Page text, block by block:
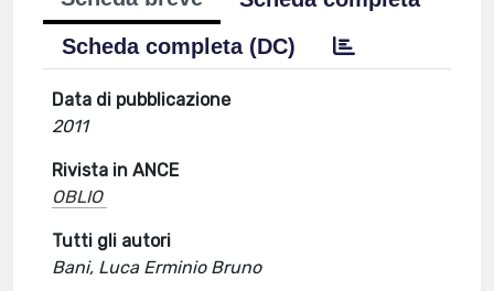
Scheda completa (DC)
Data di pubblicazione
2011
Rivista in ANCE
OBLIO
Tutti gli autori
Bani, Luca Erminio Bruno